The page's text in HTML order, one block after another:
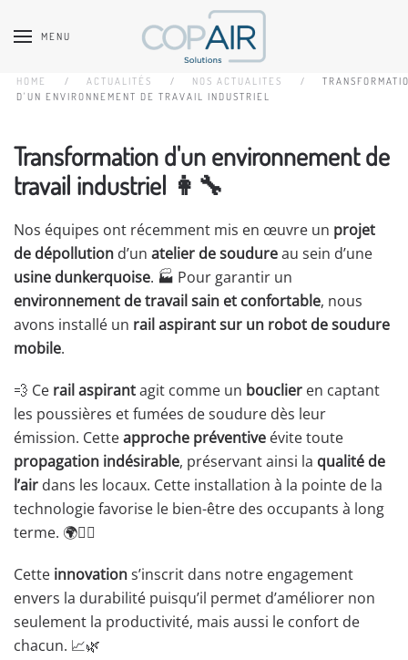
Accéder au contenu principal
MENU
HOME ACTUALITÉS NOS ACTUALITES
D'UN ENVIRONNEMENT DE TRAVAIL INDUSTRIEL
Transformation d'un environnement de
travail industriel 👩‍🔧
Nos équipes ont récemment mis en œuvre un projet
de dépollution d’un atelier de soudureau sein d’une
usine dunkerquoise. 🏭 Pour garantir un
environnement de travail sain et confortable, nous
avons installé un rail aspirant sur un robot de soudure
mobile.
💨 Ce rail aspirantagit comme un bouclier en captant
les poussières et fumées de soudure dès leur
émission. Cetteapproche préventive évite toute
propagation indésirable, préservant ainsi la qualité de
l’air dans les locaux. Cette installation à la pointe de la
technologie favorise le bien-être des occupants à long
terme. 🌍🏃‍♂️
Cette innovations’inscrit dans notre engagement
envers la durabilité puisqu’il permet d’améliorer non
seulement la productivité, mais aussi le confort de
chacun. 📈🌿